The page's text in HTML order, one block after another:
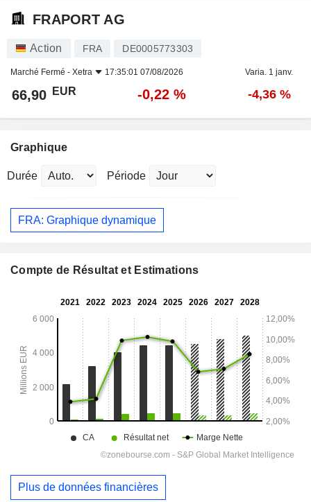
FRAPORT AG
Action FRA DE0005773303
Marché Fermé - Xetra 17:35:01 07/08/2026 Varia. 1 janv.
66,90 EUR -0,22 % -4,36 %
Graphique
Durée Période
FRA: Graphique dynamique
Compte de Résultat et Estimations
Plus de données financières